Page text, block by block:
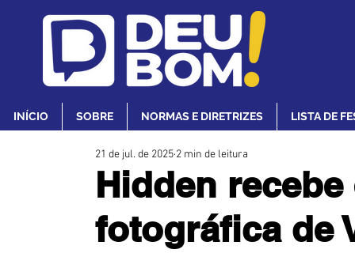
INÍCIO SOBRE NORMAS E DIRETRIZES LISTA DE
Hidden
fotográfica de
21 de jul. de 2025 2 min de leitura